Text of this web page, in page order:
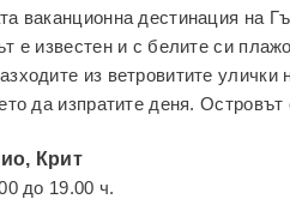
ваканционна дестинация на
е известен и с белите си
из ветровитите улички
да изпратите деня.
Крит
до 19.00 ч.